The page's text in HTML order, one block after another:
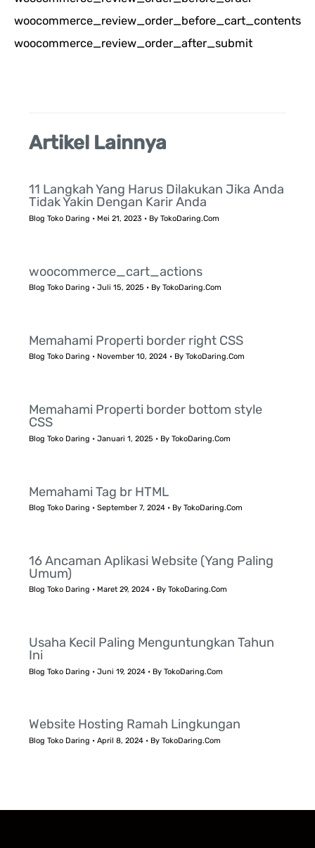
t
u
woocommerce_review_order_before_cart_contents
woocommerce_review_order_after_submit
Artikel Lainnya
11 Langkah Yang Harus Dilakukan Jika Anda
Tidak Yakin Dengan Karir Anda
Blog Toko Daring • Mei 21, 2023 • ByTokoDaring.Com
woocommerce_cart_actions
Blog Toko Daring •Juli 15, 2025 • ByTokoDaring.Com
Memahami Properti border right CSS
Blog Toko Daring • November 10, 2024 • ByTokoDaring.Com
Memahami Properti border bottom style
CSS
Blog Toko Daring •Januari 1, 2025 • ByTokoDaring.Com
Memahami Tag br HTML
Blog Toko Daring •September 7, 2024 • ByTokoDaring.Com
16 Ancaman Aplikasi Website (Yang Paling
Umum)
Blog Toko Daring • Maret 29, 2024 • ByTokoDaring.Com
Usaha Kecil Paling Menguntungkan Tahun
Ini
Blog Toko Daring •Juni 19, 2024 • ByTokoDaring.Com
Website Hosting Ramah Lingkungan
Blog Toko Daring •April 8, 2024 • ByTokoDaring.Com